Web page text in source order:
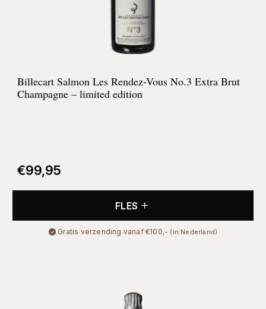
Billecart Salmon Les Rendez-Vous No.3 Extra Brut
Champagne – limited edition
€99,95
FLES
Gratis verzending vanaf €100,- (in Nederland)